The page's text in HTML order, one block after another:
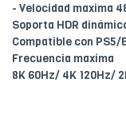
- Velocidad maxima
Soporta HDR
Compatible con
Frecuencia maxima
8K 60Hz/ 4K 120Hz/